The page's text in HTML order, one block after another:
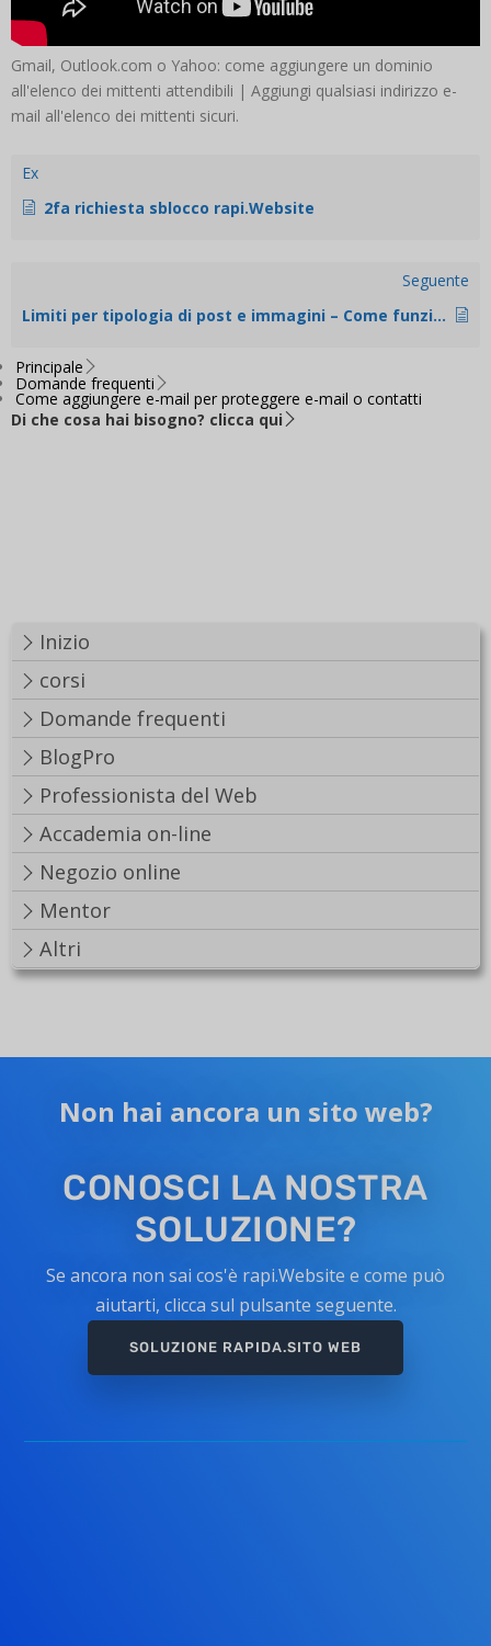
Inizio
corsi
Domande frequenti
BlogPro
Professionista del Web
Accademia on-line
Negozio online
Mentor
Altri
Gmail, Outlook.com o Yahoo: come aggiungere un dominio
all'elenco dei mittenti attendibili | Aggiungi qualsiasi indirizzo e-
mail all'elenco dei mittenti sicuri.
Ex
2fa richiesta sblocco rapi.Website
Seguente
Limiti per tipologia di post e immagini – Come funzionano? – Non riesco a caricare un'immagine, creare una pagina o pubblicare
Principale
Domande frequenti
Come aggiungere e-mail per proteggere e-mail o contatti
Di che cosa hai bisogno? clicca qui
Non hai ancora un sito web?
CONOSCI LA NOSTRA
SOLUZIONE?
Se ancora non sai cos'è rapi.Website e come può
aiutarti, clicca sul pulsante seguente.
SOLUZIONE RAPIDA.SITO WEB